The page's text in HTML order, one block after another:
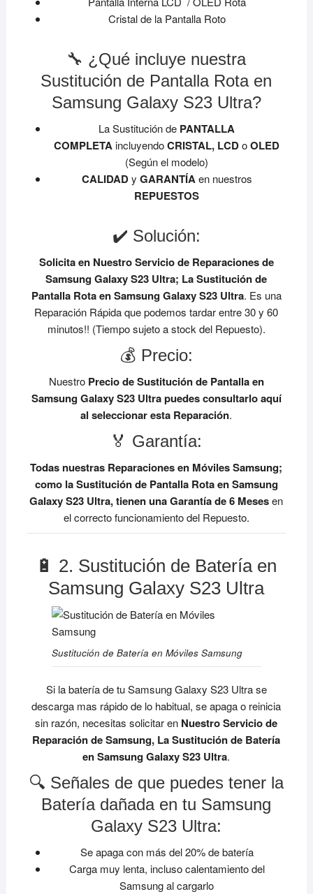
Cristal de la Pantalla Roto
🔧 ¿Qué incluye nuestra
Sustitución de Pantalla Rota en
Samsung Galaxy S23 Ultra?
La Sustitución de PANTALLA
COMPLETAincluyendoCRISTAL, LCDoOLED
(Según el modelo)
CALIDADy GARANTÍAen nuestros
REPUESTOS
✔️ Solución:
Solicita en Nuestro Servicio de Reparaciones de
Samsung Galaxy S23 Ultra; La Sustitución de
Pantalla Rota en Samsung Galaxy S23 Ultra. Es una
Reparación Rápida que podemos tardar entre 30 y 60
minutos!! (Tiempo sujeto a stock del Repuesto).
💰 Precio:
Nuestro Precio de Sustitución de Pantalla en
Samsung Galaxy S23 Ultrapuedes consultarlo aquí
al seleccionar esta Reparación.
🏅 Garantía:
Todas nuestras Reparaciones en Móviles Samsung;
como la Sustitución de Pantalla Rota en Samsung
Galaxy S23 Ultra, tienen una Garantía de 6 Mesesen
el correcto funcionamiento del Repuesto.
🔋 2. Sustitución de Batería en
Samsung Galaxy S23 Ultra
Sustitución de Batería en Móviles Samsung
Si la batería de tu Samsung Galaxy S23 Ultra se
descarga mas rápido de lo habitual, se apaga o reinicia
sin razón, necesitas solicitar en Nuestro Servicio de
Reparación de Samsung, La Sustitución de Batería
en Samsung Galaxy S23 Ultra.
🔍 Señales de que puedes tener la
Batería dañada en tu Samsung
Galaxy S23 Ultra:
Se apaga con más del 20% de batería
Carga muy lenta, incluso calentamiento del
Samsung al cargarlo